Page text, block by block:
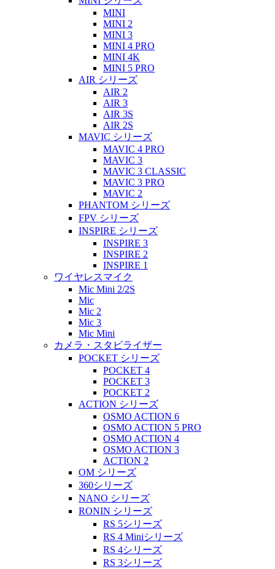
MINI
MINI 2
MINI 3
MINI 4 PRO
MINI 4K
MINI 5 PRO
AIR シリーズ
AIR 2
AIR 3
AIR 3S
AIR 2S
MAVIC シリーズ
MAVIC 4 PRO
MAVIC 3
MAVIC 3 CLASSIC
MAVIC 3 PRO
MAVIC 2
PHANTOM シリーズ
FPV シリーズ
INSPIRE シリーズ
INSPIRE 3
INSPIRE 2
INSPIRE 1
ワイヤレスマイク
Mic Mini 2/2S
Mic
Mic 2
Mic 3
Mic Mini
カメラ・スタビライザー
POCKET シリーズ
POCKET 4
POCKET 3
POCKET 2
ACTION シリーズ
OSMO ACTION 6
OSMO ACTION 5 PRO
OSMO ACTION 4
OSMO ACTION 3
ACTION 2
OM シリーズ
360シリーズ
NANO シリーズ
RONIN シリーズ
RS 5シリーズ
RS 4 Miniシリーズ
RS 4シリーズ
RS 3シリーズ